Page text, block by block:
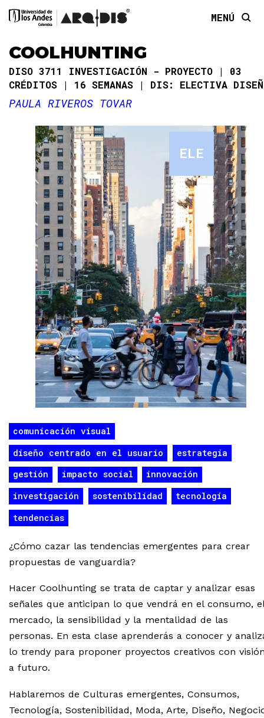
MENÚ
COOLHUNTING
DISO 3711 INVESTIGACIÓN - PROYECTO
03
CRÉDITOS
16 SEMANAS DIS: ELECTIVA
PAULA RIVEROS TOVAR
ELE
comunicación visual
diseño centrado en el usuario
estrategia
gestión
impacto social
innovación
investigación
sostenibilidad
tecnología
tendencias
¿Cómo cazar las tendencias emergentes para crear
propuestas de vanguardia?
Hacer Coolhunting se trata de captar y analizar esas
señales que anticipan lo que vendrá en el consumo, el
mercado, la sensibilidad y la mentalidad de las
personas. En esta clase aprenderás a conocer y
lo trendy para proponer proyectos creativos con
a futuro.
Hablaremos de Culturas emergentes, Consumos,
Tecnología, Sostenibilidad, Moda, Arte, Diseño,